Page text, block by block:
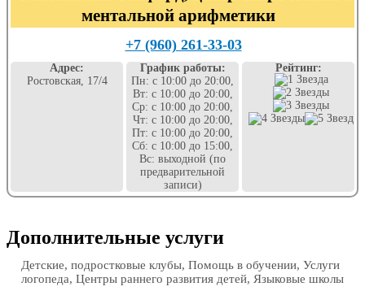
ментальной арифметики
+7 (960) 261-33-03
Адрес:
Ростовская, 17/4
График работы:
Пн: с 10:00 до 20:00,
Вт: с 10:00 до 20:00,
Ср: с 10:00 до 20:00,
Чт: с 10:00 до 20:00,
Пт: с 10:00 до 20:00,
Сб: с 10:00 до 15:00,
Вс: выходной (по
предварительной
записи)
Рейтинг:
Дополнительные услуги
Детские, подростковые клубы, Помощь в обучении, Услуги
логопеда, Центры раннего развития детей, Языковые школы